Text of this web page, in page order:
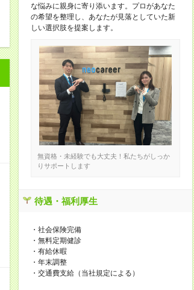
な悩みに親身に寄り添います。プロがあなた
の希望を整理し、あなたが見落としていた新
しい選択肢を提案します。
無資格・未経験でも大丈夫！私たちがしっか
りサポートします
待遇・福利厚生
・社会保険完備
・無料定期健診
・有給休暇
・年末調整
・交通費支給（当社規定による）